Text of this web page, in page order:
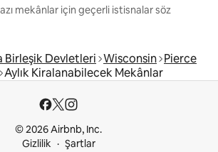
mekânlar için geçerli istisnalar söz
Birleşik Devletleri Wisconsin Pierce
Aylık Kiralanabilecek Mekânlar
© 2026 Airbnb, Inc.
Gizlilik
Şartlar